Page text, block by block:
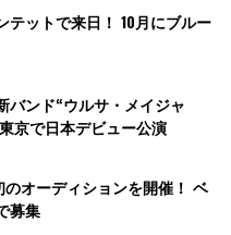
テットで来日！ 10月にブルー
バンド“ウルサ・メイジャ
京で日本デビュー公演
オーディションを開催！ ベ
募集